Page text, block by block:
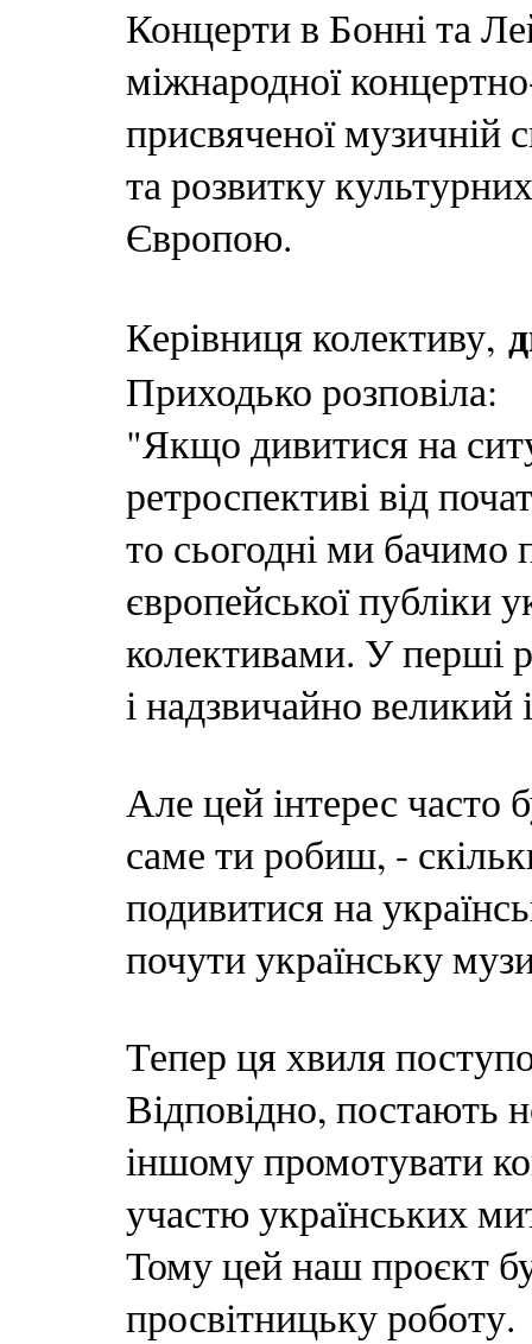
Концерти в Бонні та
міжнародної
присвяченої музичній
та розвитку
Європою.
Керівниця колективу,
Приходько розповіла:
"Якщо дивитися на
ретроспективі від
то сьогодні ми бачимо
європейської публіки
колективами. У перші
і надзвичайно великий
Але цей інтерес часто
саме ти робиш, -
подивитися на
почути українську
Тепер ця хвиля
Відповідно, постають
іншому промотувати
участю українських
Тому цей наш проєкт
просвітницьку роботу.